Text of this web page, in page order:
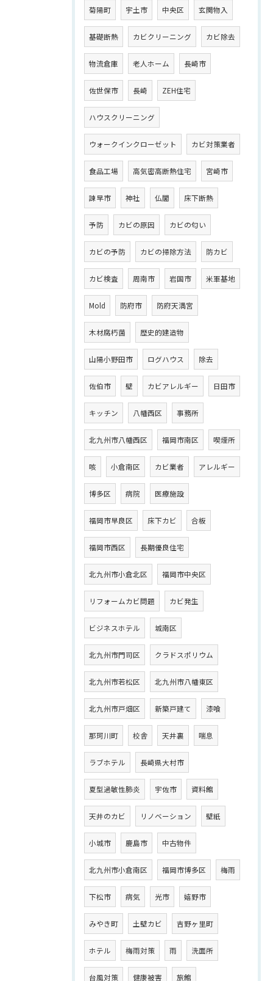
菊陽町 宇土市 中央区 玄関物入
基礎断熱 カビクリーニング カビ除去
物流倉庫 老人ホーム 長崎市
佐世保市 長崎 ZEH住宅
ハウスクリーニング
ウォークインクローゼット カビ対策業者
食品工場 高気密高断熱住宅 宮崎市
諫早市 神社 仏閣 床下断熱
予防 カビの原因 カビの匂い
カビの予防 カビの掃除方法 防カビ
カビ検査 周南市 岩国市 米軍基地
Mold 防府市 防府天満宮
木材腐朽菌 歴史的建造物
山陽小野田市 ログハウス 除去
佐伯市 壁 カビアレルギー 日田市
キッチン 八幡西区 事務所
北九州市八幡西区 福岡市南区 喫煙所
咳 小倉南区 カビ業者 アレルギー
博多区 病院 医療施設
福岡市早良区 床下カビ 合板
福岡市西区 長期優良住宅
北九州市小倉北区 福岡市中央区
リフォームカビ問題 カビ発生
ビジネスホテル 城南区
北九州市門司区 クラドスポリウム
北九州市若松区 北九州市八幡東区
北九州市戸畑区 新築戸建て 漆喰
那珂川町 校舎 天井裏 喘息
ラブホテル 長崎県大村市
夏型過敏性肺炎 宇佐市 資料館
天井のカビ リノベーション 壁紙
小城市 鹿島市 中古物件
北九州市小倉南区 福岡市博多区 梅雨
下松市 病気 光市 嬉野市
みやき町 土壁カビ 吉野ヶ里町
ホテル 梅雨対策 雨 洗面所
台風対策 健康被害 旅館